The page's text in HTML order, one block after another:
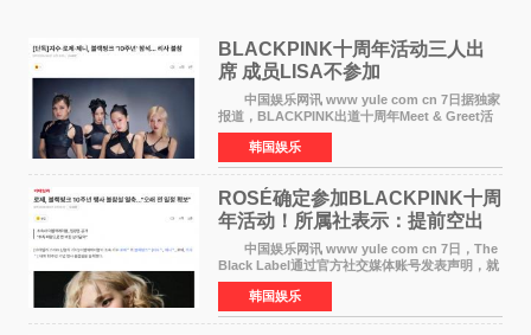
BLACKPINK十周年活动三人出
席 成员LISA不参加
中国娱乐网讯 www yule com cn 7日据独家
报道，BLACKPINK出道十周年Meet & Greet活
动将由智秀、ROS&Eacute;、JENNIE出席，
LISA将缺席。 此前BLACKPINK所属社YG并
未为组合出道十周年做
韩国娱乐
ROSÉ确定参加BLACKPINK十周
年活动！所属社表示：提前空出
了时间
中国娱乐网讯 www yule com cn 7日，The
Black Label通过官方社交媒体账号发表声明，就
近期网络上关于ROS&Eacute;个人行程及是否参
加BLACKPINK出道纪念活动的种种猜测作出正
式回应。 Th
韩国娱乐